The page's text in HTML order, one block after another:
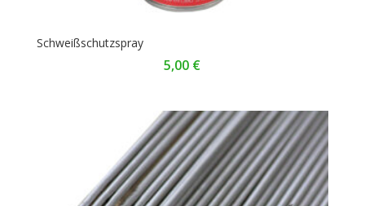
Schweißschutzspray
5,00 €